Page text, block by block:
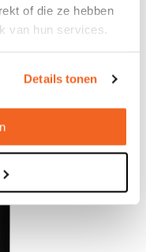
of die ze hebben
van hun services.
Details tonen